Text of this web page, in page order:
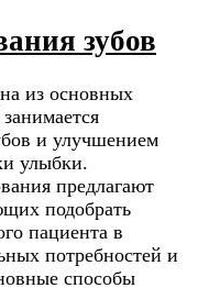
зубов
из основных
и улучшением
улыбки.
предлагают
подобрать
пациента в
потребностей и
способы